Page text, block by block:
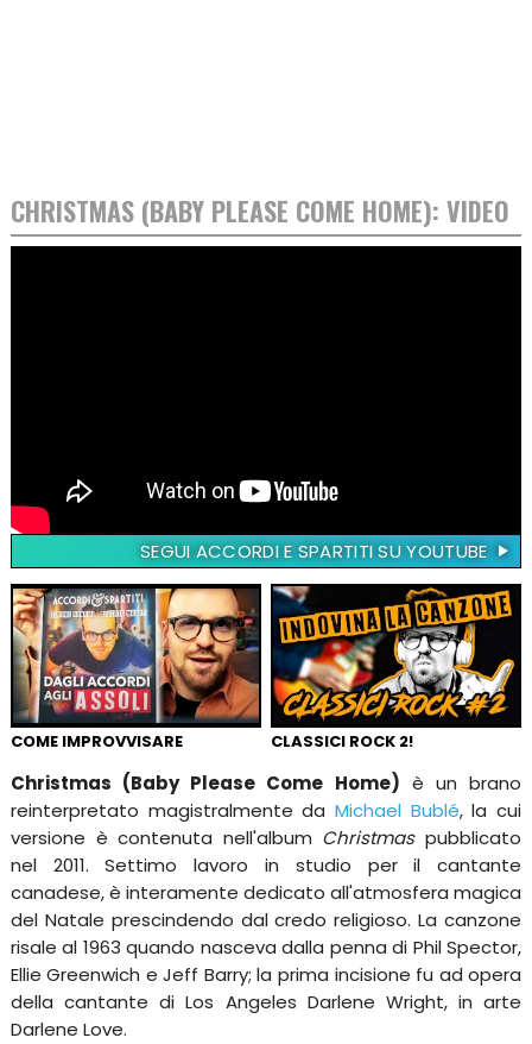
CHRISTMAS (BABY PLEASE COME HOME): VIDEO
SEGUI ACCORDI E SPARTITI SU YOUTUBE
COME IMPROVVISARE CLASSICI ROCK 2!
Christmas (Baby Please Come Home) è un brano
reinterpretato magistralmente da Michael Bublé, la cui
versione è contenuta nell'album Christmaspubblicato
nel 2011. Settimo lavoro in studio per il cantante
canadese, è interamente dedicato all'atmosfera magica
del Natale prescindendo dal credo religioso. La canzone
risale al 1963 quando nasceva dalla penna di Phil Spector,
Ellie Greenwich e Jeff Barry; la prima incisione fu ad opera
della cantante di Los Angeles Darlene Wright, in arte
Darlene Love.